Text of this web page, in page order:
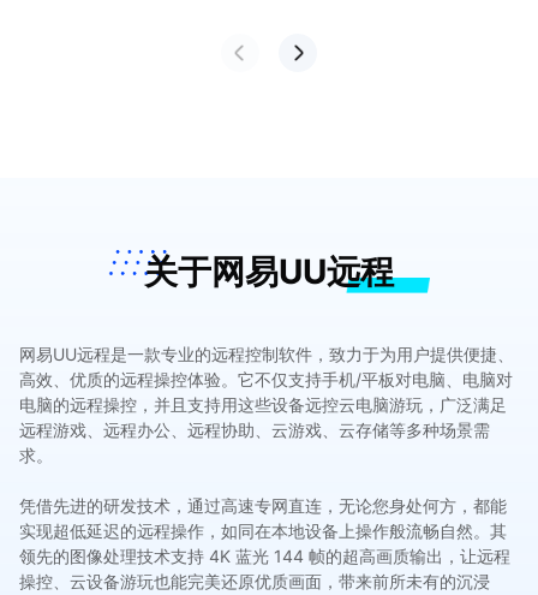
关于网易UU远程
网易UU远程是一款专业的远程控制软件，致力于为用户提供便捷、
高效、优质的远程操控体验。它不仅支持手机/平板对电脑、电脑对
电脑的远程操控，并且支持用这些设备远控云电脑游玩，广泛满足
远程游戏、远程办公、远程协助、云游戏、云存储等多种场景需
求。
凭借先进的研发技术，通过高速专网直连，无论您身处何方，都能
实现超低延迟的远程操作，如同在本地设备上操作般流畅自然。其
领先的图像处理技术支持 4K 蓝光 144 帧的超高画质输出，让远程
操控、云设备游玩也能完美还原优质画面，带来前所未有的沉浸